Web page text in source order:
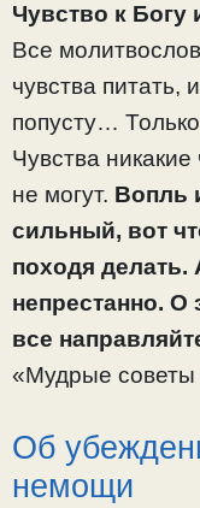
Чувство к Богу
Все
чувства питать,
попусту…
Чувства
не могут. Вопль
сильный, вот
походя делать.
непрестанно. О
все
«Мудрые
Об
немощи